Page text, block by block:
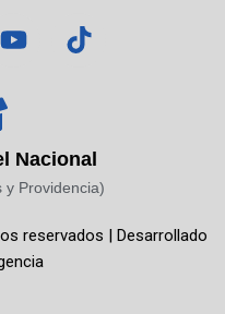
Y
o
b
e
T
i
k
Nacional
y Providencia)
reservados | Desarrollado